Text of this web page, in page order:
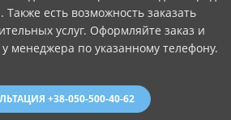
Также есть возможность заказать
услуг. Оформляйте заказ и
менеджера по указанному телефону.
+38-050-500-40-62